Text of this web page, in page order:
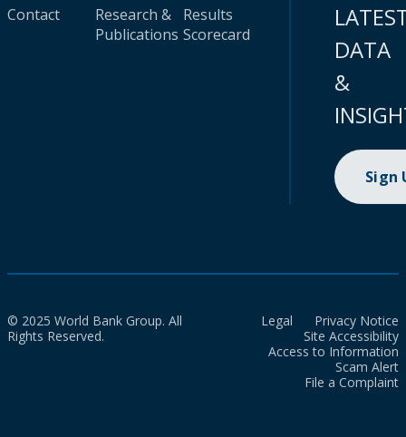
Contact
Research &
Publications
Results
Scorecard
DATA
&
Sign
© 2025 World Bank Group. All
Rights Reserved.
Legal
Privacy Notice
Site Accessibility
Access to Information
Scam Alert
File a Complaint